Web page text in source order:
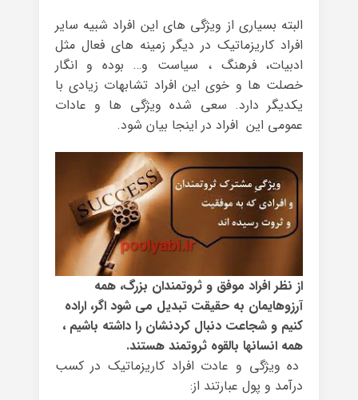
البته بسیاری از ویژگی های این افراد شبیه سایر
افراد کاریزماتیک در دیگر زمینه های فعال مثل
ادبیات، فرهنگ ، سیاست و… بوده و انگار
خصلت ها و خوی این افراد تشابهات زیادی با
یکدیگر دارد. سعی شده ویژگی ها و عادات
عمومی این افراد در اینجا بیان شود.
از نظر افراد موفق و ثروتمندان بزرگ، همه
آرزوهایمان به حقیقت تبدیل می شود اگر، اراده
کنیم و شجاعت دنبال کردنشان را داشته باشیم ،
همه انسانها بالقوه ثروتمند هستند.
ده ویژگی و عادت افراد کاریزماتیک در کسب
درآمد و پول عبارتند از: